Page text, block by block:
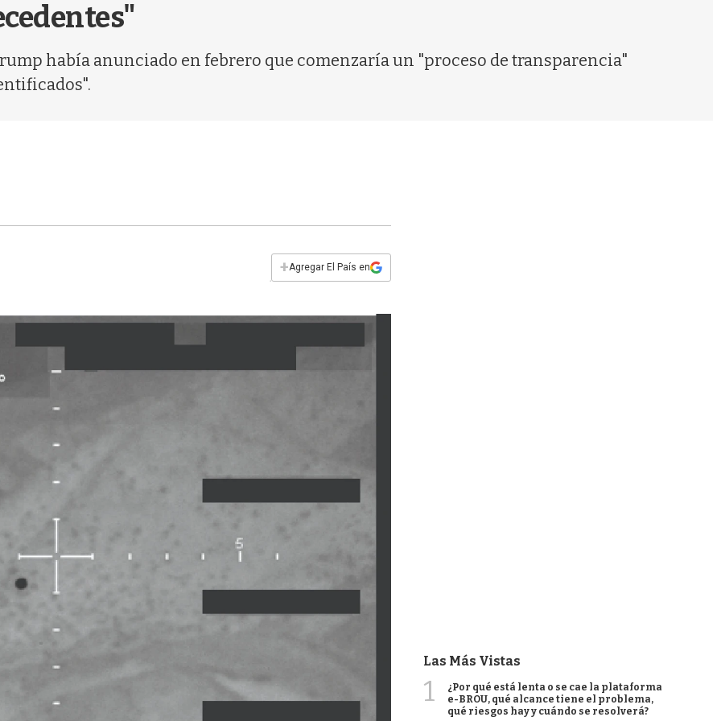
había anunciado en febrero que comenzaría un "proceso de transparencia"
+Agregar El País en
Las Más Vistas
1
¿Por qué está lenta o se cae la plataforma
e-BROU, qué alcance tiene el problema,
qué riesgos hay y cuándo se resolverá?